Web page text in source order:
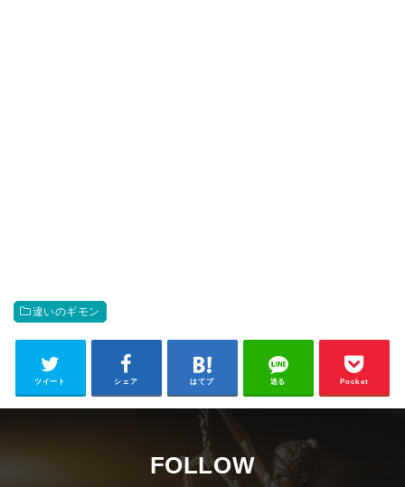
違いのギモン
ツイート シェア はてブ 送る Pocket
FOLLOW